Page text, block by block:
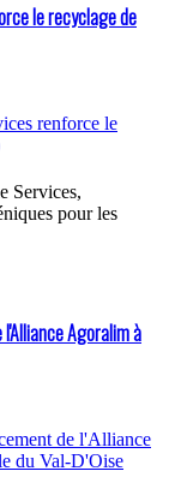
le recyclage de
Services,
pour les
Agoralim à